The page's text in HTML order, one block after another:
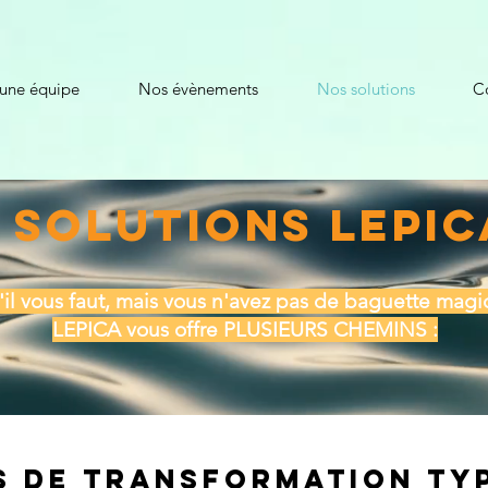
équipe Nos évènements Nos solutions
vous faut, mais vous n'avez pas de baguette
LEPICA vous offre PLUSIEURS CHEMINS :
de transformation